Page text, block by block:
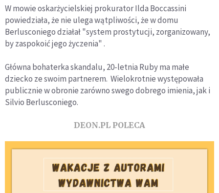
W mowie oskarżycielskiej prokurator Ilda Boccassini
powiedziała, że nie ulega wątpliwości, że w domu
Berlusconiego działał "system prostytucji, zorganizowany,
by zaspokoić jego życzenia" .
Główna bohaterka skandalu, 20-letnia Ruby ma małe
dziecko ze swoim partnerem. Wielokrotnie występowała
publicznie w obronie zarówno swego dobrego imienia, jak i
Silvio Berlusconiego.
DEON.PL POLECA